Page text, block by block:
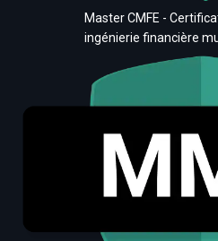
Master CMFE -
ingénierie financière